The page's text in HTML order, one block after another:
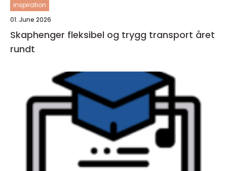
inspiration
01. June 2026
Skaphenger fleksibel og trygg transport året
rundt